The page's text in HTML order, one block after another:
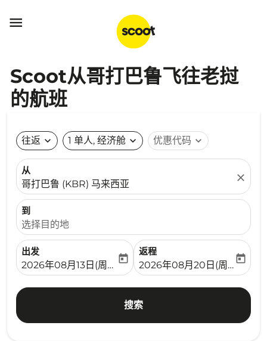

Scoot从哥打巴鲁飞往老挝
的航班
往返 expand_more 1 单人, 经济舱 expand_more 优惠代码 expand_more
从
哥打巴鲁 (KBR) 马来西亚
close
到
选择目的地
出发
fc-booking-departure-date-aria-label
2026年08月13日(周四)
today
返程
fc-booking-return-date-
2026年08月20日(周四)
today
搜索